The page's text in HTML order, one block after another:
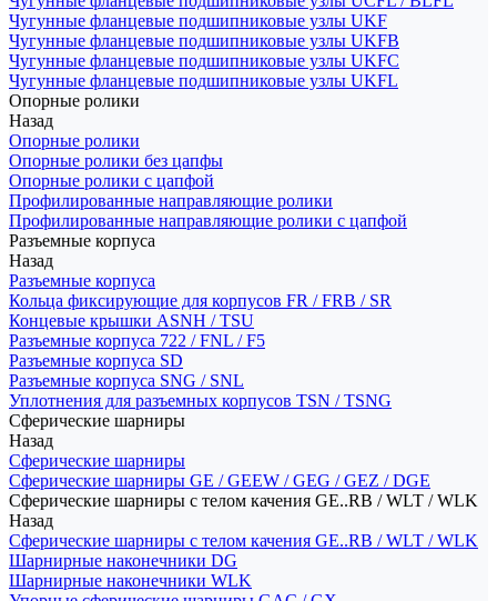
Чугунные фланцевые подшипниковые узлы UKF
Чугунные фланцевые подшипниковые узлы UKFB
Чугунные фланцевые подшипниковые узлы UKFC
Чугунные фланцевые подшипниковые узлы UKFL
Опорные ролики
Назад
Опорные ролики
Опорные ролики без цапфы
Опорные ролики с цапфой
Профилированные направляющие ролики
Профилированные направляющие ролики с цапфой
Разъемные корпуса
Назад
Разъемные корпуса
Кольца фиксирующие для корпусов FR / FRB / SR
Концевые крышки ASNH / TSU
Разъемные корпуса 722 / FNL / F5
Разъемные корпуса SD
Разъемные корпуса SNG / SNL
Уплотнения для разъемных корпусов TSN / TSNG
Сферические шарниры
Назад
Сферические шарниры
Сферические шарниры GE / GEEW / GEG / GEZ / DGE
Сферические шарниры с телом качения GE..RB / WLT / WLK
Назад
Сферические шарниры с телом качения GE..RB / WLT / WLK
Шарнирные наконечники DG
Шарнирные наконечники WLK